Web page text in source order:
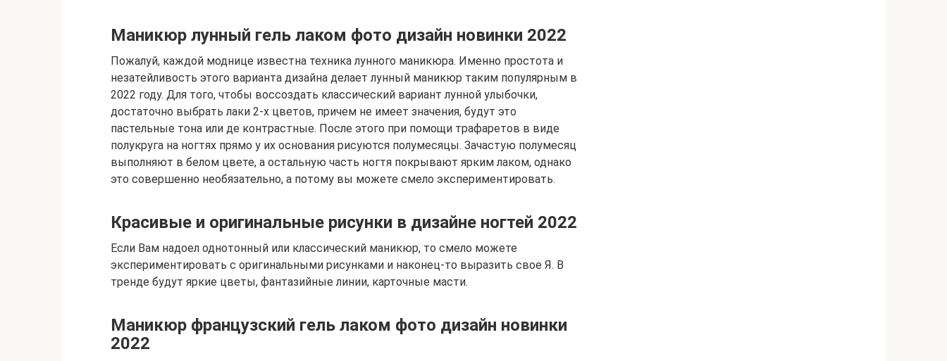
Маникюр лунный гель лаком фото дизайн новинки 2022
Пожалуй, каждой моднице известна техника лунного маникюра. Именно простота и
незатейливость этого варианта дизайна делает лунный маникюр таким популярным в
2022 году. Для того, чтобы воссоздать классический вариант лунной улыбочки,
достаточно выбрать лаки 2-х цветов, причем не имеет значения, будут это
пастельные тона или де контрастные. После этого при помощи трафаретов в виде
полукруга на ногтях прямо у их основания рисуются полумесяцы. Зачастую полумесяц
выполняют в белом цвете, а остальную часть ногтя покрывают ярким лаком, однако
это совершенно необязательно, а потому вы можете смело экспериментировать.
Красивые и оригинальные рисунки в дизайне ногтей 2022
Если Вам надоел однотонный или классический маникюр, то смело можете
экспериментировать с оригинальными рисунками и наконец-то выразить свое Я. В
тренде будут яркие цветы, фантазийные линии, карточные масти.
Маникюр французский гель лаком фото дизайн новинки
2022